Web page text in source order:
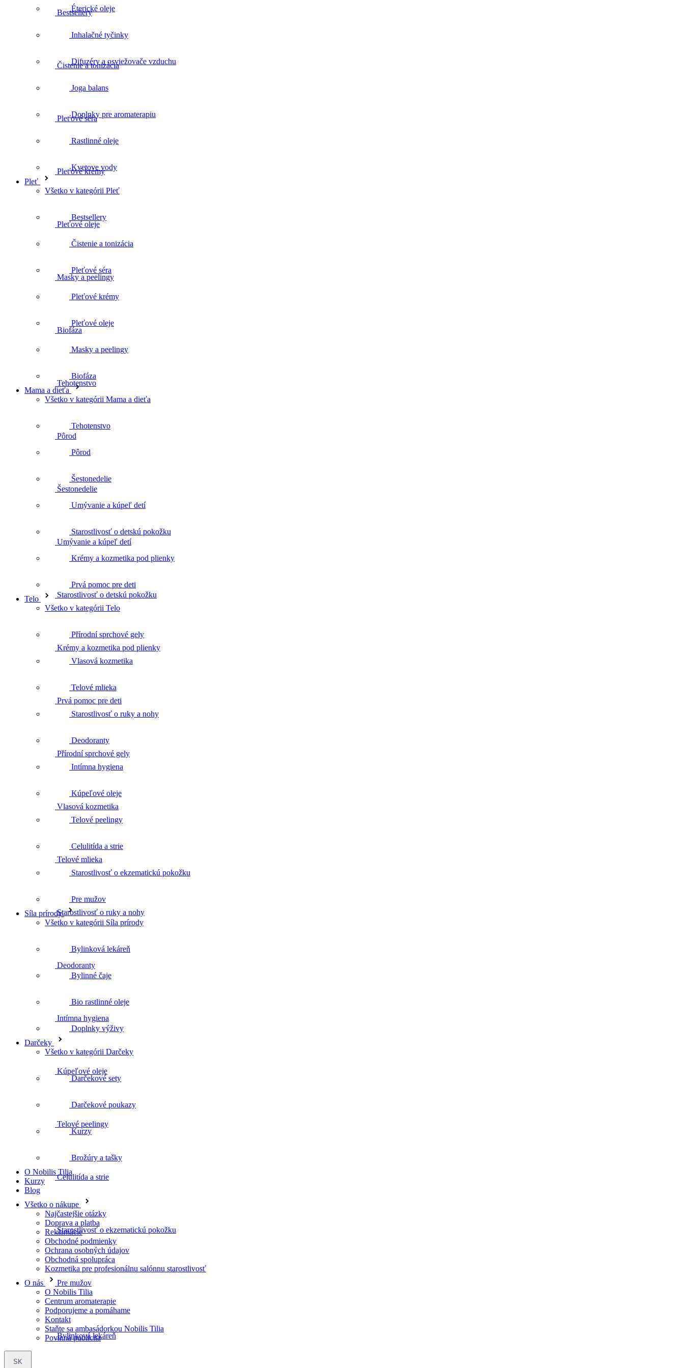
Pôrod
Krémy a kozmetika pod plienky
Prvá pomoc pre deti
Přírodní sprchové gely
Vlasová kozmetika
Telové mlieka
Starostlivosť o ruky a nohy
Deodoranty
Intímna hygiena
Kúpeľové oleje
Telové peelingy
Celulitída a strie
Pre mužov
Bylinková lekáreň
Bylinné čaje
Éterické oleje
Inhalačné tyčinky
Difuzéry a osviežovače vzduchu
Joga balans
Doplnky pre aromaterapiu
Rastlinné oleje
Kvetove vody
Pleť
Všetko v kategórii Pleť
Bestsellery
Čistenie a tonizácia
Pleťové séra
Pleťové krémy
Pleťové oleje
Masky a peelingy
Biofáza
Mama a dieťa
Všetko v kategórii Mama a dieťa
Tehotenstvo
Pôrod
Šestonedelie
Umývanie a kúpeľ detí
Starostlivosť o detskú pokožku
Krémy a kozmetika pod plienky
Prvá pomoc pre deti
Telo
Všetko v kategórii Telo
Přírodní sprchové gely
Vlasová kozmetika
Telové mlieka
Starostlivosť o ruky a nohy
Deodoranty
Intímna hygiena
Kúpeľové oleje
Telové peelingy
Celulitída a strie
Starostlivosť o ekzematickú pokožku
Pre mužov
Síla prírody
Všetko v kategórii Síla prírody
Bylinková lekáreň
Bylinné čaje
Bio rastlinné oleje
Doplnky výživy
Darčeky
Všetko v kategórii Darčeky
Darčekové sety
Darčekové poukazy
Kurzy
Brožúry a tašky
O Nobilis Tilia
Kurzy
Blog
Všetko o nákupe
Najčastejšie otázky
Doprava a platba
Reklamácie
Obchodné podmienky
Ochrana osobných údajov
Obchodná spolupráca
Kozmetika pre profesionálnu salónnu starostlivosť
O nás
O Nobilis Tilia
Centrum aromaterapie
Podporujeme a pomáhame
Kontakt
Staňte sa ambasádorkou Nobilis Tilia
Povinná publicita
SK